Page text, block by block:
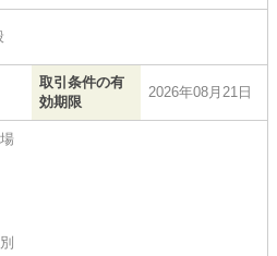
取引条件の有
効期限
2026年08月21日